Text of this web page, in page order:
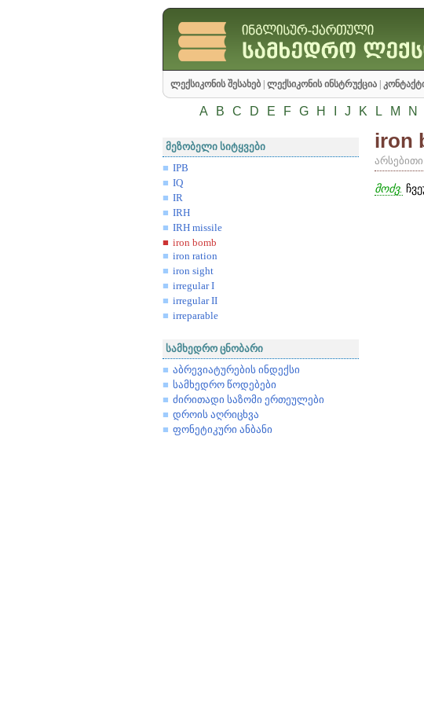
ლექსიკონის შესახებ ლექსიკონის ინსტრუქცია
A B C D E F G H J K L M N
მეზობელი სიტყვები
IPB
IQ
IR
IRH
IRH missile
iron bomb
iron ration
iron sight
irregular I
irregular II
irreparable
სამხედრო ცნობარი
აბრევიატურების ინდექსი
სამხედრო წოდებები
ძირითადი საზომი ერთეულები
დროის აღრიცხვა
ფონეტიკური ანბანი
iron
მოძვ.